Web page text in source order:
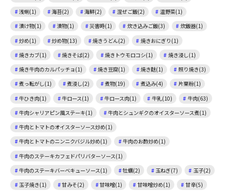
浅蜊(1)
海苔(2) 海鮮(2) 混ぜご飯(2)
温野菜(1)
漬け物(1)
漬物(1) 災害時(1) 炊き込みご飯(3)
炊飯器(1)
炒め(1)
炒め物(13) 焼きうどん(2)
焼きおにぎり(1)
焼きカブ(1)
焼きそば(2) 焼きトウモロコシ(1)
焼き浸し(1)
焼き牛肉のカルパッチョ(1)
焼き豆腐(1) 焼き麩(1)
照り焼き(3)
煮っ転がし(1)
煮浸し(2) 煮物(19) 煮込み(4)
片栗粉(1)
牛ひき肉(1)
牛ロース(1) 牛ロース肉(1) 牛乳(10)
牛肉(63)
牛肉シャリアピン風ステーキ(1)
牛肉とシュンギクのオイスターソース煮(1)
牛肉とトマトのオイスターソース炒め(1)
牛肉とトマトのニンニクバジル炒め(1)
牛肉のお酢炒め(1)
牛肉のステーキカフェドパリバターソース(1)
牛肉のステーキバーベキューソース(1)
牡蠣(2) 玉ねぎ(7)
玉子(2)
玉子焼き(1)
甘みそ(2) 甘味噌(1) 甘味噌炒め(1)
甘辛(5)